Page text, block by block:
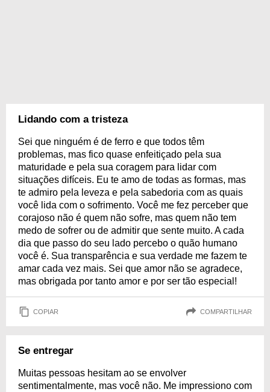
Lidando com a tristeza
Sei que ninguém é de ferro e que todos têm
problemas, mas fico quase enfeitiçado pela sua
maturidade e pela sua coragem para lidar com
situações difíceis. Eu te amo de todas as formas, mas
te admiro pela leveza e pela sabedoria com as quais
você lida com o sofrimento. Você me fez perceber que
corajoso não é quem não sofre, mas quem não tem
medo de sofrer ou de admitir que sente muito. A cada
dia que passo do seu lado percebo o quão humano
você é. Sua transparência e sua verdade me fazem te
amar cada vez mais. Sei que amor não se agradece,
mas obrigada por tanto amor e por ser tão especial!
COPIAR COMPARTILHAR
Se entregar
Muitas pessoas hesitam ao se envolver
sentimentalmente, mas você não. Me impressiono com